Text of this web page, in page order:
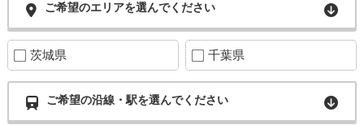
ご希望のエリアを選んでください
茨城県 千葉県
ご希望の沿線・駅を選んでください